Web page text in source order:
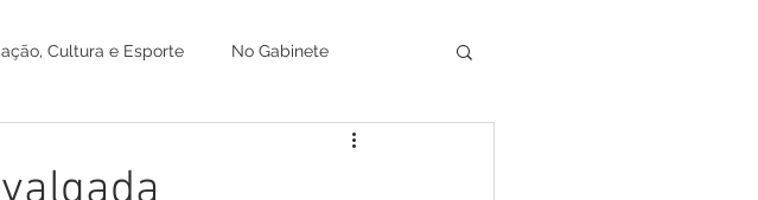
Cultura e Esporte No Gabinete
Agricultura e Produção